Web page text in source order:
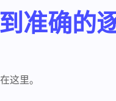
准确的
这里。